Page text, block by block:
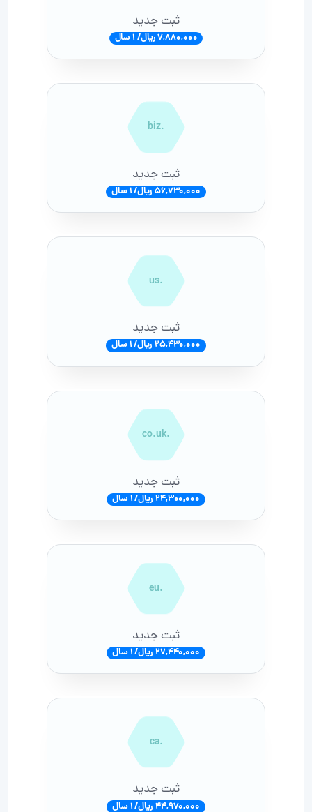
ثبت جدید
7,880,000 ریال/ 1 سال
.biz
ثبت جدید
56,730,000 ریال/ 1 سال
.us
ثبت جدید
25,430,000 ریال/ 1 سال
.co.uk
ثبت جدید
24,300,000 ریال/ 1 سال
.eu
ثبت جدید
27,440,000 ریال/ 1 سال
.ca
ثبت جدید
44,970,000 ریال/ 1 سال